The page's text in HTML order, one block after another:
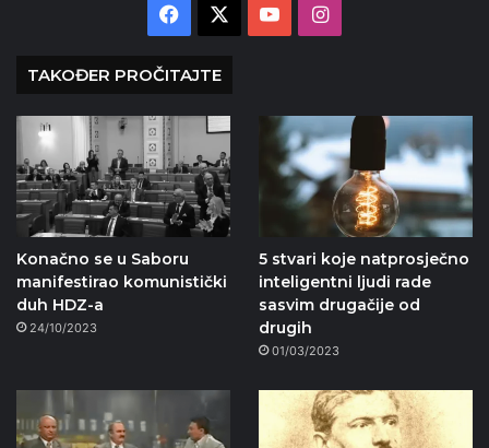
Facebook YouTubeInstagram
TAKOĐER PROČITAJTE
Konačno se u Saboru
manifestirao komunistički
duh HDZ-a
24/10/2023
5 stvari koje natprosječno
inteligentni ljudi rade
sasvim drugačije od
drugih
01/03/2023